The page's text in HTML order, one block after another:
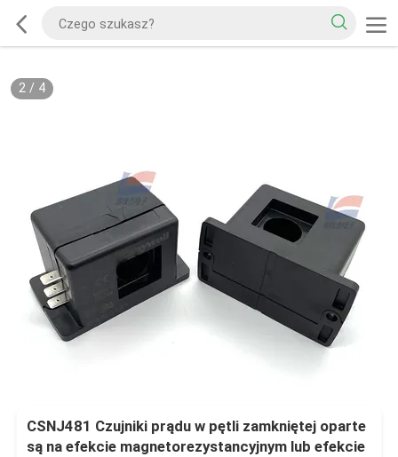
2/ 4
CSNJ481 Czujniki prądu w pętli zamkniętej oparte
są na efekcie magnetorezystancyjnym lub efekcie